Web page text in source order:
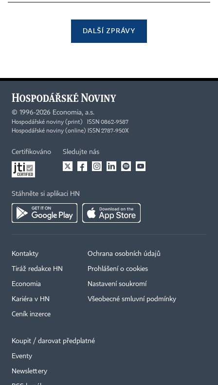
DALŠÍ ZPRÁVY
© 1996-2026 Economia, a.s.
Hospodářské noviny (print) ISSN 0862-9587
Hospodářské noviny (online) ISSN 2787-950X
Certifikováno Sledujte nás
Stáhněte si aplikaci HN
Kontakty
Tiráž redakce HN
Economia
Kariéra v HN
Ceník inzerce
Ochrana osobních údajů
Prohlášení o cookies
Nastavení soukromí
Všeobecné smluvní podmínky
Koupit / darovat předplatné
Eventy
Newslettery